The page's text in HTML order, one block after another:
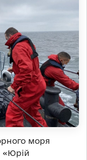
моря
«Юрій